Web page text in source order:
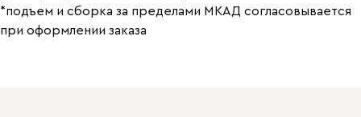
*подъем и сборка за пределами МКАД согласовывается
при оформлении заказа